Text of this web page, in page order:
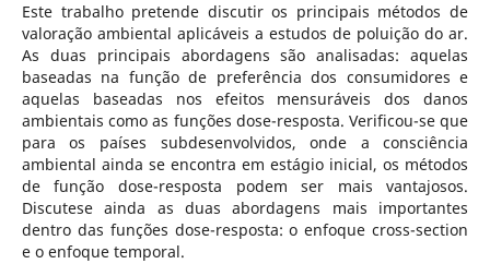
Este trabalho pretende discutir os principais métodos de
valoração ambiental aplicáveis a estudos de poluição do ar.
As duas principais abordagens são analisadas: aquelas
baseadas na função de preferência dos consumidores e
aquelas baseadas nos efeitos mensuráveis dos danos
ambientais como as funções dose-resposta. Verificou-se que
para os países subdesenvolvidos, onde a consciência
ambiental ainda se encontra em estágio inicial, os métodos
de função dose-resposta podem ser mais vantajosos.
Discutese ainda as duas abordagens mais importantes
dentro das funções dose-resposta: o enfoque cross-section
e o enfoque temporal.